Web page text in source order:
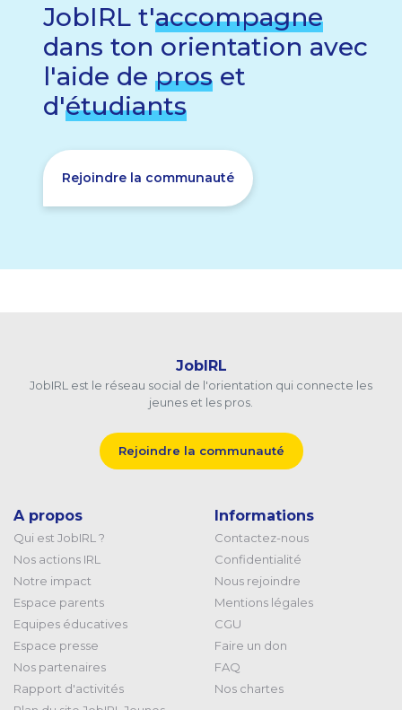
JobIRL t'accompagne
dans ton orientation avec
l'aide de pros et
d'étudiants
Rejoindre la communauté
JobIRL
JobIRL est le réseau social de l'orientation qui connecte les
jeunes et les pros.
Rejoindre la communauté
A propos
Qui est JobIRL ?
Nos actions IRL
Notre impact
Espace parents
Equipes éducatives
Espace presse
Nos partenaires
Rapport d'activités
Informations
Contactez-nous
Confidentialité
Nous rejoindre
Mentions légales
CGU
Faire un don
FAQ
Nos chartes